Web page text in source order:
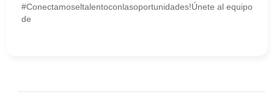
#Conectamoseltalentoconlasoportunidades!Únete al equipo
de